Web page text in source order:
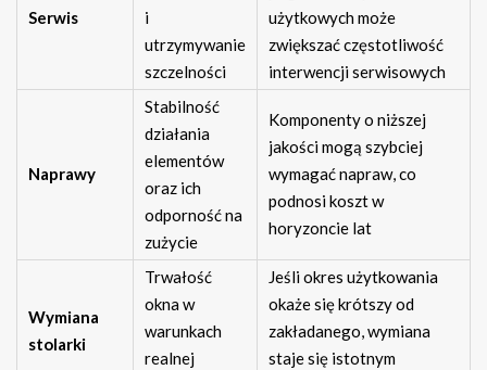
Serwis
i
utrzymywanie
szczelności
użytkowych może
zwiększać częstotliwość
interwencji serwisowych
Naprawy
Stabilność
działania
elementów
oraz ich
odporność na
zużycie
Komponenty o niższej
jakości mogą szybciej
wymagać napraw, co
podnosi koszt w
horyzoncie lat
Wymiana
stolarki
Trwałość
okna w
warunkach
realnej
Jeśli okres użytkowania
okaże się krótszy od
zakładanego, wymiana
staje się istotnym